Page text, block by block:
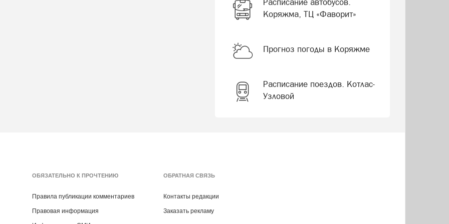
Коряжма, ТЦ «Фаворит»
Прогноз погоды в Коряжме
Расписание поездов. Котлас-
Узловой
ОБЯЗАТЕЛЬНО К ПРОЧТЕНИЮ
Правила публикации комментариев
Правовая информация
ОБРАТНАЯ СВЯЗЬ
Контакты редакции
Заказать рекламу